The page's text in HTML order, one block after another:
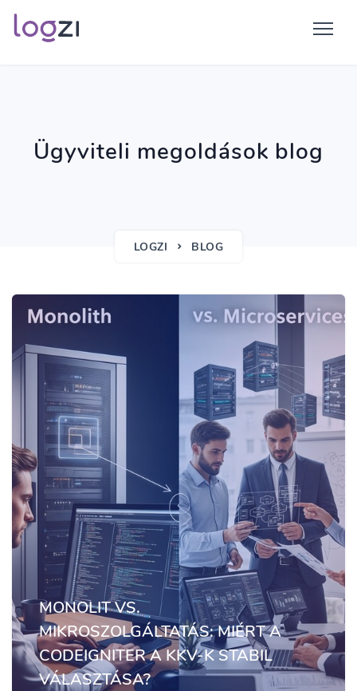
Ügyviteli megoldások blog
LOGZI BLOG
MONOLIT VS.
MIKROSZOLGÁLTATÁS: MIÉRT A
CODEIGNITER A KKV-K STABIL
VÁLASZTÁSA?